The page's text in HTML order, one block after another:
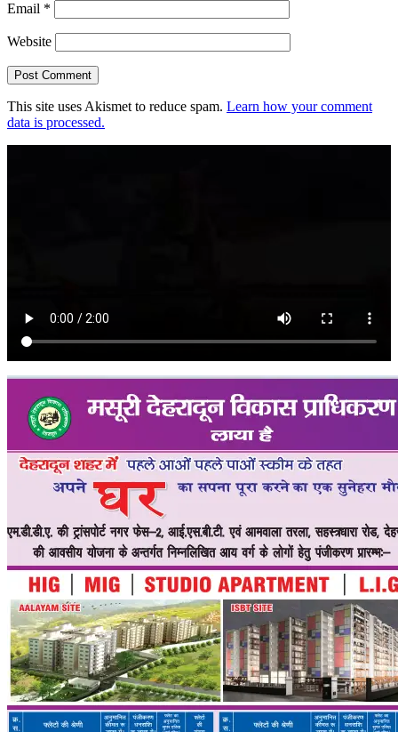
Email *
Website
This site uses Akismet to reduce spam. Learn how your comment
data is processed.